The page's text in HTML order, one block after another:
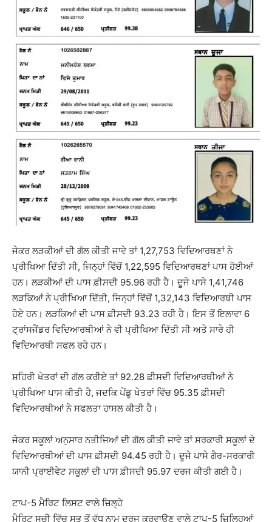
ਜੇਕਰ ਲੜਕੀਆਂ ਦੀ ਗੱਲ ਕੀਤੀ ਜਾਵੇ ਤਾਂ 1,27,753 ਵਿਦਿਆਰਥਣਾਂ ਨੇ
ਪ੍ਰੀਖਿਆ ਦਿੱਤੀ ਸੀ, ਜਿਨ੍ਹਾਂ ਵਿੱਚੋਂ 1,22,595 ਵਿਦਿਆਰਥਣਾਂ ਪਾਸ ਹੋਈਆਂ
ਹਨ। ਲੜਕੀਆਂ ਦੀ ਪਾਸ ਫ਼ੀਸਦੀ 95.96 ਰਹੀ ਹੈ। ਦੂਜੇ ਪਾਸੇ 1,41,746
ਲੜਕਿਆਂ ਨੇ ਪ੍ਰੀਖਿਆ ਦਿੱਤੀ, ਜਿਨ੍ਹਾਂ ਵਿੱਚੋਂ 1,32,143 ਵਿਦਿਆਰਥੀ ਪਾਸ
ਹੋਏ ਹਨ। ਲੜਕਿਆਂ ਦੀ ਪਾਸ ਫ਼ੀਸਦੀ 93.23 ਰਹੀ ਹੈ। ਇਸ ਤੋਂ ਇਲਾਵਾ 6
ਟ੍ਰਾਂਸਜੈਂਡਰ ਵਿਦਿਆਰਥੀਆਂ ਨੇ ਵੀ ਪ੍ਰੀਖਿਆ ਦਿੱਤੀ ਸੀ ਅਤੇ ਸਾਰੇ ਹੀ
ਵਿਦਿਆਰਥੀ ਸਫਲ ਰਹੇ ਹਨ।
ਸ਼ਹਿਰੀ ਖੇਤਰਾਂ ਦੀ ਗੱਲ ਕਰੀਏ ਤਾਂ 92.28 ਫ਼ੀਸਦੀ ਵਿਦਿਆਰਥੀਆਂ ਨੇ
ਪ੍ਰੀਖਿਆ ਪਾਸ ਕੀਤੀ ਹੈ, ਜਦਕਿ ਪੇਂਡੂ ਖੇਤਰਾਂ ਵਿੱਚ 95.35 ਫ਼ੀਸਦੀ
ਵਿਦਿਆਰਥੀਆਂ ਨੇ ਸਫਲਤਾ ਹਾਸਲ ਕੀਤੀ ਹੈ।
ਜੇਕਰ ਸਕੂਲਾਂ ਅਨੁਸਾਰ ਨਤੀਜਿਆਂ ਦੀ ਗੱਲ ਕੀਤੀ ਜਾਵੇ ਤਾਂ ਸਰਕਾਰੀ ਸਕੂਲਾਂ ਦੇ
ਵਿਦਿਆਰਥੀਆਂ ਦੀ ਪਾਸ ਫ਼ੀਸਦੀ 94.45 ਰਹੀ ਹੈ। ਦੂਜੇ ਪਾਸੇ ਗੈਰ-ਸਰਕਾਰੀ
ਯਾਨੀ ਪ੍ਰਾਈਵੇਟ ਸਕੂਲਾਂ ਦੀ ਪਾਸ ਫ਼ੀਸਦੀ 95.97 ਦਰਜ ਕੀਤੀ ਗਈ ਹੈ।
ਟਾਪ-5 ਮੈਰਿਟ ਲਿਸਟ ਵਾਲੇ ਜ਼ਿਲ੍ਹੇ
ਮੈਰਿਟ ਸੂਚੀ ਵਿੱਚ ਸਭ ਤੋਂ ਵੱਧ ਨਾਮ ਦਰਜ ਕਰਵਾਉਣ ਵਾਲੇ ਟਾਪ-5 ਜ਼ਿਲ੍ਹਿਆਂ